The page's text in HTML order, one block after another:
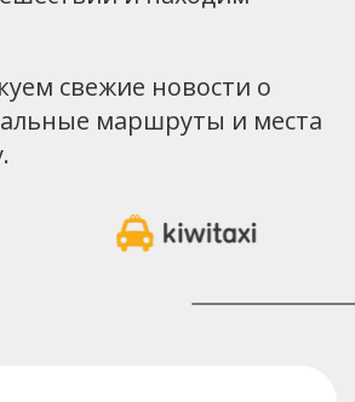
свежие новости о
маршруты и места